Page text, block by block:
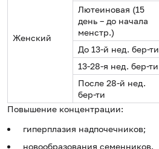
Женский
Лютеиновая (15
день – до начала
менстр.)
До 13-й нед. бер-ти
13-28-я нед. бер-ти
После 28-й нед.
бер-ти
Повышение концентрации:
гиперплазия надпочечников;
новообразования семенников.